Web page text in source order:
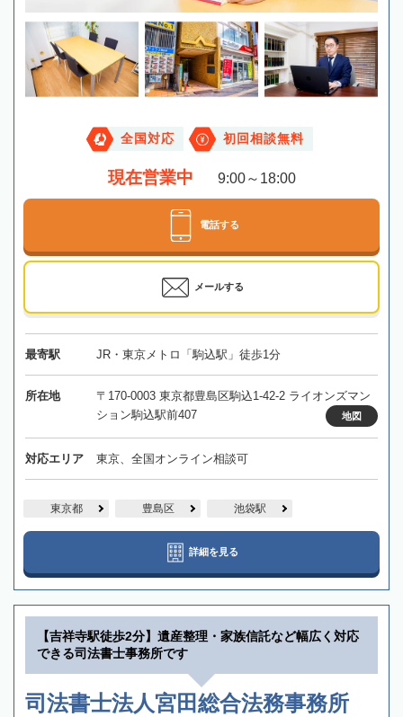
全国対応 初回相談無料
現在営業中 9:00～18:00
電話する
メールする
最寄駅 JR・東京メトロ「駒込駅」徒歩1分
所在地
〒170-0003 東京都豊島区駒込1-42-2 ライオンズマン
ション駒込駅前407
地図
対応エリア 東京、全国オンライン相談可
東京都 豊島区 池袋駅
詳細を見る
【吉祥寺駅徒歩2分】遺産整理・家族信託など幅広く対応
できる司法書士事務所です
司法書士法人宮田総合法務事務所